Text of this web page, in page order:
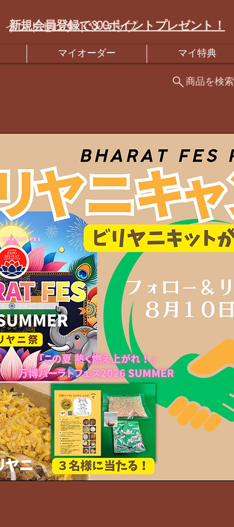
インドセレクトショップ
新規会員登録で300ポイントプレゼント！
商品を検索
マイオーダー マイ特典